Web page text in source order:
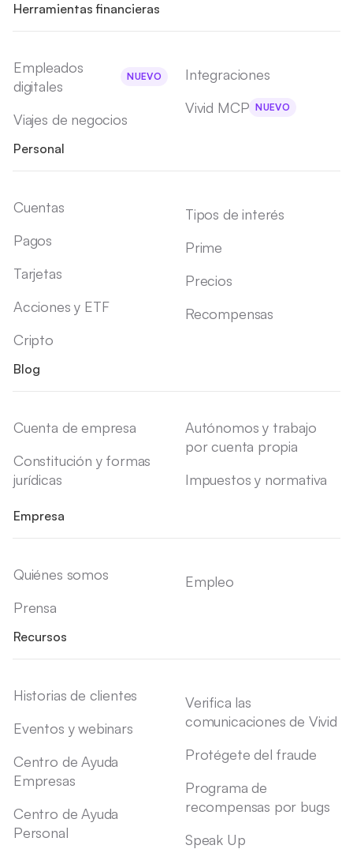
Herramientas financieras
Empleados
digitales
NUEVO
Viajes de negocios
Integraciones
Vivid MCP NUEVO
Personal
Cuentas
Pagos
Tarjetas
Acciones y ETF
Cripto
Tipos de interés
Prime
Precios
Recompensas
Blog
Cuenta de empresa
Constitución y formas
jurídicas
Autónomos y trabajo
por cuenta propia
Impuestos y normativa
Empresa
Quiénes somos
Prensa
Empleo
Recursos
Historias de clientes
Eventos y webinars
Centro de Ayuda
Empresas
Centro de Ayuda
Personal
Verifica las
comunicaciones de Vivid
Protégete del fraude
Programa de
recompensas por bugs
Speak Up